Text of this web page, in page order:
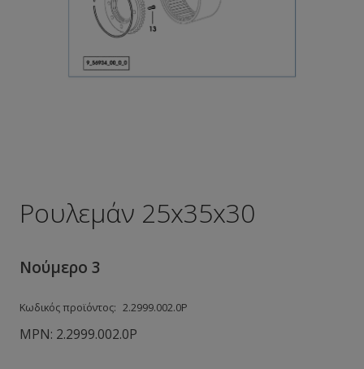
Ρουλεμάν 25x35x30
Νούμερο 3
Κωδικός προϊόντος: 2.2999.002.0Ρ
MPN: 2.2999.002.0Ρ